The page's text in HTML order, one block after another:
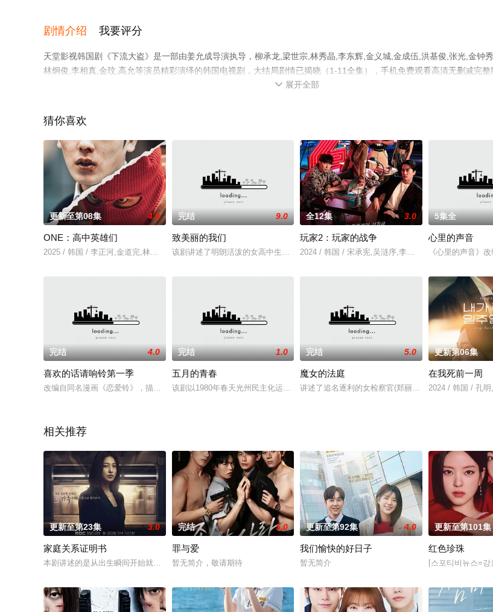
剧情介绍 我要评分
天堂影视韩国剧《下流大盗》是一部由姜允成导演执导，柳承龙,梁世宗,林秀晶,李东辉,金义城,金成伍,洪基俊,张光,金钟
林炯俊,李相真,金玟,高允等演员精彩演绎的韩国电视剧，大结局剧情已揭晓（1-11全集），手机免费观看高清无删减完整
上天堂电影网，更多相关信息可移步至豆瓣电视剧、电视猫或剧情网等平台了解。
 展开全部
猜你喜欢
更新至第08集 4.0
ONE：高中英雄们
2025 / 韩国 / 李正河,金道完,林贤太,金相镐,金周灵
完结 9.0
致美丽的我们
该剧讲述了明朗活泼的女高中生申松怡暗恋了17年青梅竹马车宪的青春爱情故事。金曜汉剧
全12集 3.0
玩家2：玩家的战争
2024 / 韩国 / 宋承宪,吴涟序,李时言,太元硕,张圭悧,洪
5集全
心里的声音
《心里的声音》
完结 4.0
喜欢的话请响铃第一季
改编自同名漫画《恋爱铃》，描述一位软体开发工程师打造出一套应用程式，能在使用者周遭有人对他们滋生浪漫情愫
完结 1.0
五月的青春
该剧以1980年春天光州民主化运动的时代为背景展开，在历史的漩涡中，像命运一样相互陷
完结 5.0
魔女的法庭
讲述了追名逐利的女检察官(郑丽媛 饰)与弃医从文的菜
更新第06集
在我死前一周
2024 / 韩国 / 孔明
相关推荐
更新至第23集 3.0
家庭关系证明书
本剧讲述的是从出生瞬间开始就被打上家庭崩溃烙印的一个孩子和面对冷酷的偏见和命运，重新找回自己人生的女性故
完结 5.0
罪与爱
暂无简介，敬请期待
更新至第92集 4.0
我们愉快的好日子
暂无简介
更新至第101集
红色珍珠
[스포티비뉴스=